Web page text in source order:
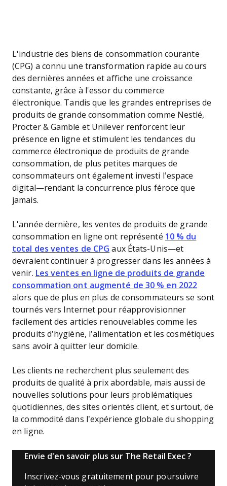
L'industrie des biens de consommation courante
(CPG) a connu une transformation rapide au cours
des dernières années et affiche une croissance
constante, grâce à l'essor du commerce
électronique. Tandis que les grandes entreprises de
produits de grande consommation comme Nestlé,
Procter & Gamble et Unilever renforcent leur
présence en ligne et stimulent les tendances du
commerce électronique de produits de grande
consommation, de plus petites marques de
consommateurs ont également investi l’espace
digital—rendant la concurrence plus féroce que
jamais.
L'année dernière, les ventes de produits de grande
consommation en ligne ont représenté 10 % du
total des ventes de CPG aux États-Unis—et
devraient continuer à progresser dans les années à
venir. Les ventes en ligne de produits de grande
consommation ont augmenté de 30 % en 2022
alors que de plus en plus de consommateurs se sont
tournés vers Internet pour réapprovisionner
facilement des articles renouvelables comme les
produits d’hygiène, l’alimentation et les cosmétiques
sans avoir à quitter leur domicile.
Les clients ne recherchent plus seulement des
produits de qualité à prix abordable, mais aussi de
nouvelles solutions pour leurs problématiques
quotidiennes, des sites orientés client, et surtout, de
la commodité dans l’expérience globale du shopping
en ligne.
Envie d'en savoir plus sur The Retail Exec ?
Inscrivez-vous gratuitement pour poursuivre